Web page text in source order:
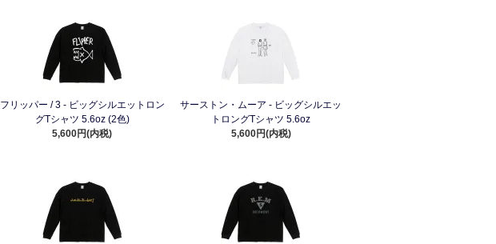
フリッパー / 3 - ビッグシルエットロン
グTシャツ 5.6oz (2色)
5,600円(内税)
サーストン・ムーア - ビッグシルエッ
トロングTシャツ 5.6oz
5,600円(内税)